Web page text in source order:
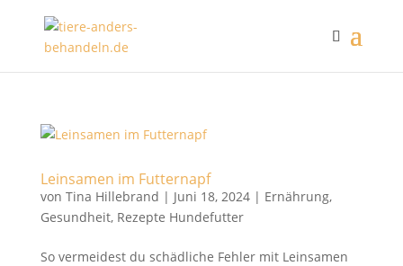
Leinsamen im Futternapf
von Tina Hillebrand | Juni 18, 2024| Ernährung,
Gesundheit, Rezepte Hundefutter
So vermeidest du schädliche Fehler mit Leinsamen